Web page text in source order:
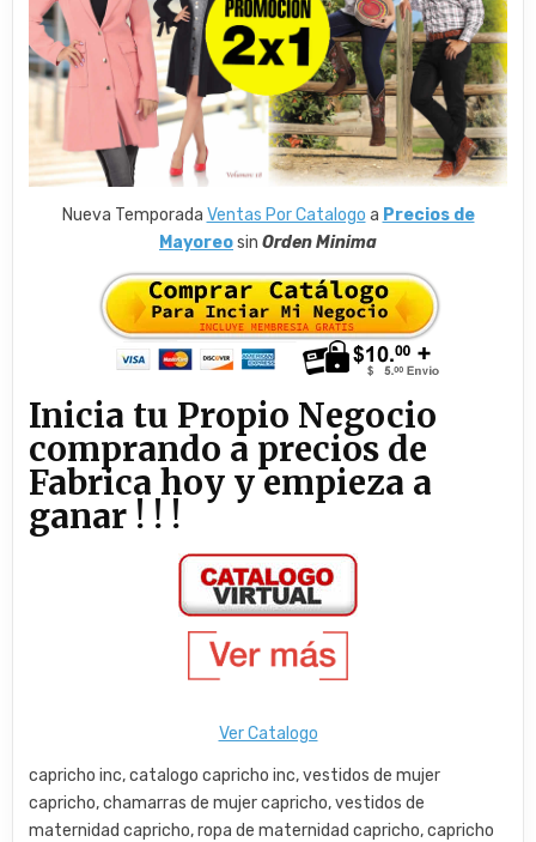
Nueva Temporada Ventas Por Catalogo a Precios de
Mayoreosin Orden Minima
Inicia tu Propio Negocio
comprando a precios de
Fabrica hoy y empieza a
ganar ! ! !
Ver Catalogo
capricho inc, catalogo capricho inc, vestidos de mujer
capricho, chamarras de mujer capricho, vestidos de
maternidad capricho, ropa de maternidad capricho, capricho